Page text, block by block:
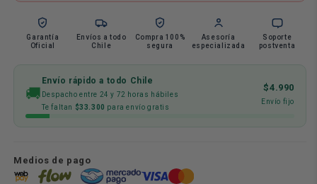
Enfermera
Ogdmve
Enfermera
Ogdmve
Garantía
Oficial
Envíos a todo
Chile
Compra 100%
segura
Asesoría
especializada
Soporte
postventa
🚚
Envío rápido a todo Chile
Despacho entre 24 y 72 horas hábiles
Te faltan $33.300 para envío gratis
$4.990
Envío fijo
Medios de pago